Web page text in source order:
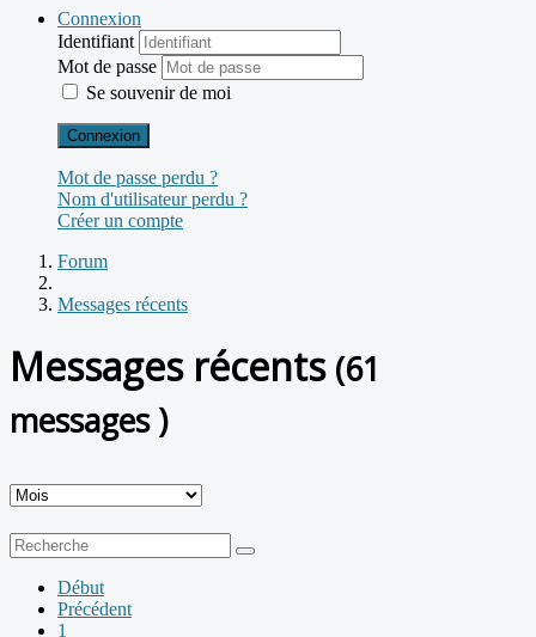
Connexion
Identifiant
Mot de passe
Se souvenir de moi
Connexion
Mot de passe perdu ?
Nom d'utilisateur perdu ?
Créer un compte
Forum
Messages récents
Messages récents (61
messages )
Début
Précédent
1